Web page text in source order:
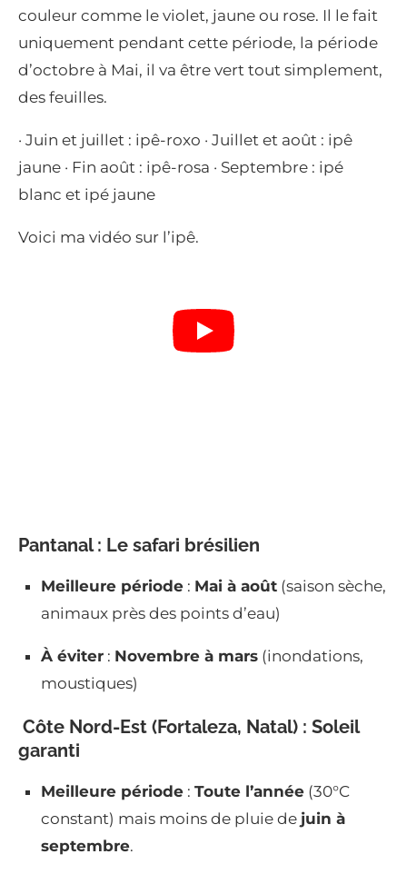
couleur comme le violet, jaune ou rose. Il le fait
uniquement pendant cette période, la période
d’octobre à Mai, il va être vert tout simplement,
des feuilles.
· Juin et juillet : ipê-roxo · Juillet et août : ipê
jaune · Fin août : ipê-rosa · Septembre : ipé
blanc et ipé jaune
Voici ma vidéo sur l’ipê.
Pantanal : Le safari brésilien
Meilleure période : Mai à août (saison sèche,
animaux près des points d’eau)
À éviter : Novembre à mars (inondations,
moustiques)
️ Côte Nord-Est (Fortaleza, Natal) : Soleil
garanti
Meilleure période : Toute l’année (30°C
constant) mais moins de pluie de juin à
septembre.